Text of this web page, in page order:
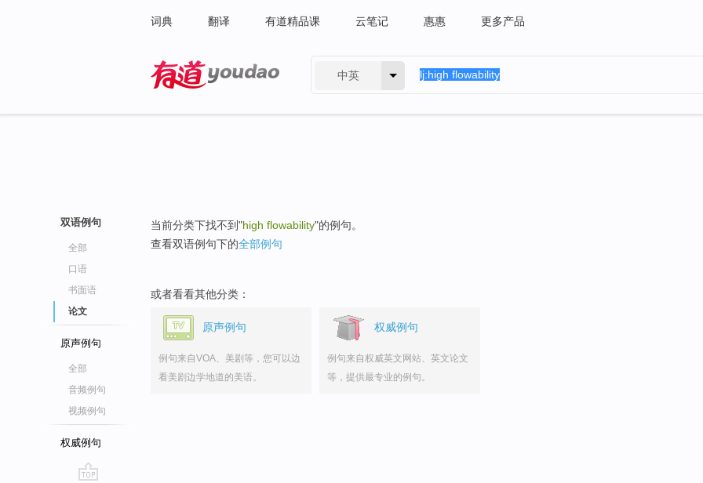
词典 翻译 有道精品课 云笔记 惠惠 更多产品
中英
双语例句
全部
口语
书面语
论文
原声例句
全部
音频例句
视频例句
权威例句
当前分类下找不到"high flowability"的例句。
查看双语例句下的全部例句
或者看看其他分类：
原声例句
例句来自VOA、美剧等，您可以边
看美剧边学地道的美语。
权威例句
例句来自权威英文网站、英文论文
等，提供最专业的例句。